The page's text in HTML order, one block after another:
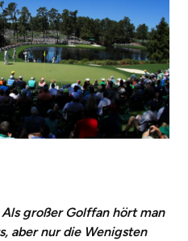
großer Golffan hört man
aber nur die Wenigsten